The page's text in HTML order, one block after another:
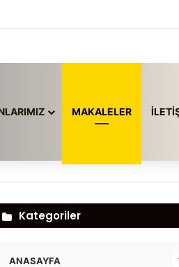
MAKALELER
Kategoriler
ANASAYFA